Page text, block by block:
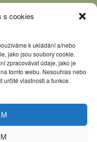
s cookies
k ukládání a/nebo
jako jsou soubory cookie.
zpracovávat údaje, jako je
tomto webu. Nesouhlas nebo
vlastnosti a funkce.